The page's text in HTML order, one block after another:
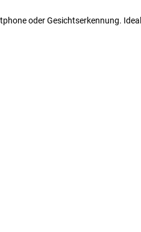
oder Gesichtserkennung.